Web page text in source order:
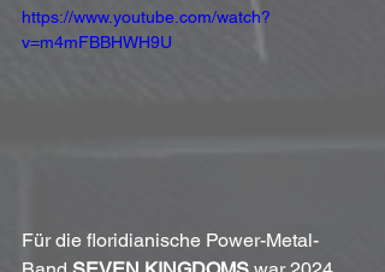
https://www.youtube.com/watch?
v=m4mFBBHWH9U
Für die floridianische Power-Metal-